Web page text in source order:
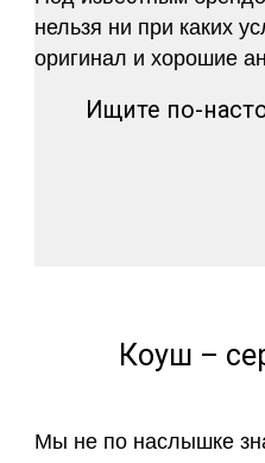
нельзя ни при каких
оригинал и хорошие
Ищите по-
Коуш –
Мы не по наслышке